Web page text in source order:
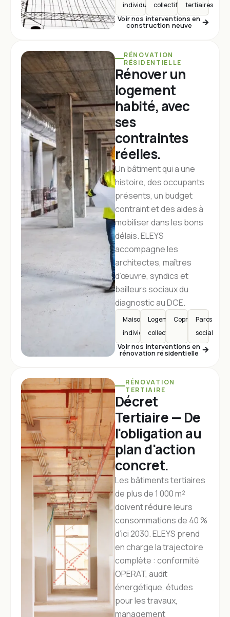
individuellecollectifs
tertiaires
Voir nos interventions en
construction neuve
RÉNOVATION
RÉSIDENTIELLE
Rénover un
logement
habité, avec
ses
contraintes
réelles.
Un bâtiment qui a une
histoire, des occupants
présents, un budget
contraint et des aides à
mobiliser dans les bons
délais. ELEYS
accompagne les
architectes, maîtres
d’œuvre, syndics et
bailleurs sociaux du
diagnostic au DCE.
Maison
individuelle
Logements
collectifs
Copropriétés
Parc
social
Voir nos interventions en
rénovation résidentielle
RÉNOVATION
TERTIAIRE
Décret
Tertiaire — De
l'obligation au
plan d'action
concret.
Les bâtiments tertiaires
de plus de 1 000 m²
doivent réduire leurs
consommations de 40 %
d’ici 2030. ELEYS prend
en charge la trajectoire
complète : conformité
OPERAT, audit
énergétique, études
pour les travaux,
management